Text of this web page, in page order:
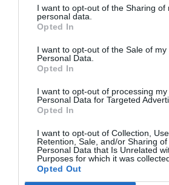
I want to opt-out of the Sharing of
personal data.
Opted In
I want to opt-out of the Sale of my
Personal Data.
Opted In
I want to opt-out of processing my
Personal Data for Targeted
Opted In
I want to opt-out of Collection, Use,
Retention, Sale, and/or Sharing of
Personal Data that Is Unrelated
Purposes for which it was
Opted Out
¡Haz click aquí y accede sin